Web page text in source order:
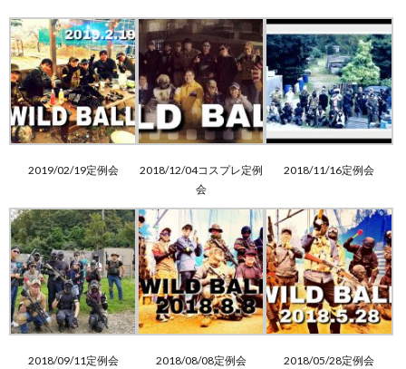
記
事
例
会
の
子
ア
ル
バ
《
の
史
Q&A
問
い
合
2019/02/19定例会
2018/12/04コスプレ定例
会
2018/11/16定例会
2018/09/11定例会 2018/08/08定例会 2018/05/28定例会